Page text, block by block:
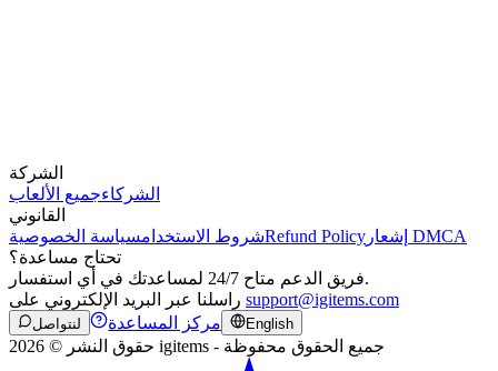
الشركة
الشركاءجميع الألعاب
القانوني
شروط الاستخدامسياسة الخصوصية Refund Policy
إشعار DMCA
تحتاج مساعدة؟
فريق الدعم متاح 24/7 لمساعدتك في أي استفسار.
support@igitems.com
لنتواصل مركز المساعدة English
حقوق النشر © 2026 igitems - جميع الحقوق محفوظة